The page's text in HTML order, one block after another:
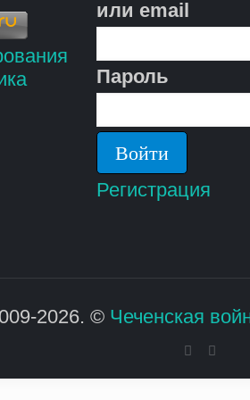
или email
Пароль
Регистрация
2026. © Чеченская